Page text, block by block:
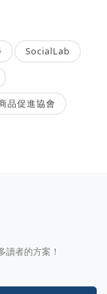
SocialLab
品促進協會
者的方案！